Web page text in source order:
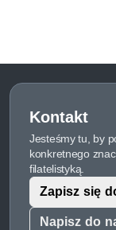
Kontakt
Jesteśmy tu, by
konkretnego
filatelistyką.
Napisz do
Zapisz się